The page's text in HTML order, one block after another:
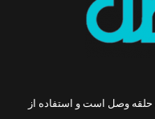
حلقه وصل است و استفاده از